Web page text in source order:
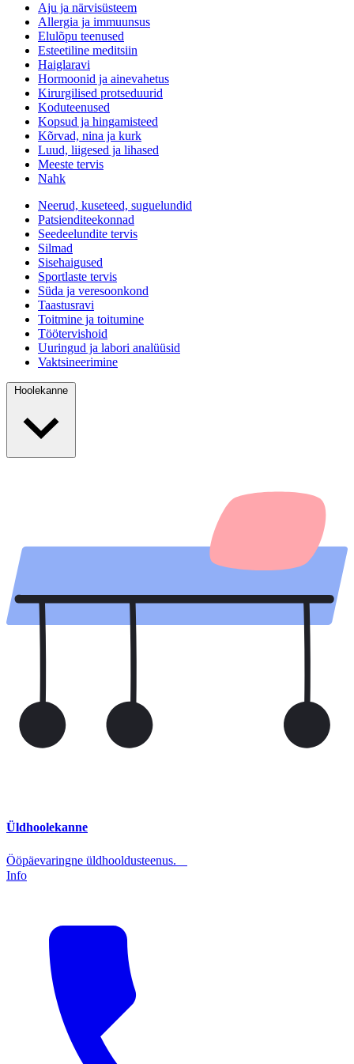
Aju ja närvisüsteem
Allergia ja immuunsus
Elulõpu teenused
Esteetiline meditsiin
Haiglaravi
Hormoonid ja ainevahetus
Kirurgilised protseduurid
Koduteenused
Kopsud ja hingamisteed
Kõrvad, nina ja kurk
Luud, liigesed ja lihased
Meeste tervis
Nahk
Neerud, kuseteed, suguelundid
Patsienditeekonnad
Seedeelundite tervis
Silmad
Sisehaigused
Sportlaste tervis
Süda ja veresoonkond
Taastusravi
Toitmine ja toitumine
Töötervishoid
Uuringud ja labori analüüsid
Vaktsineerimine
Hoolekanne
Üldhoolekanne
Ööpäevaringne üldhooldusteenus.
Info